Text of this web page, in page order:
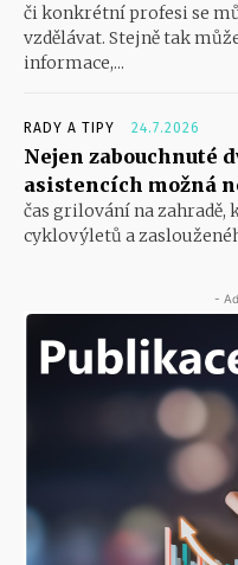
či konkrétní profesi se
vzdělávat. Stejně tak
informace,...
RADY A TIPY 24.7.2026
Nejen zabouchnuté
asistencích možná
čas grilování na zahradě,
cyklovýletů a
-